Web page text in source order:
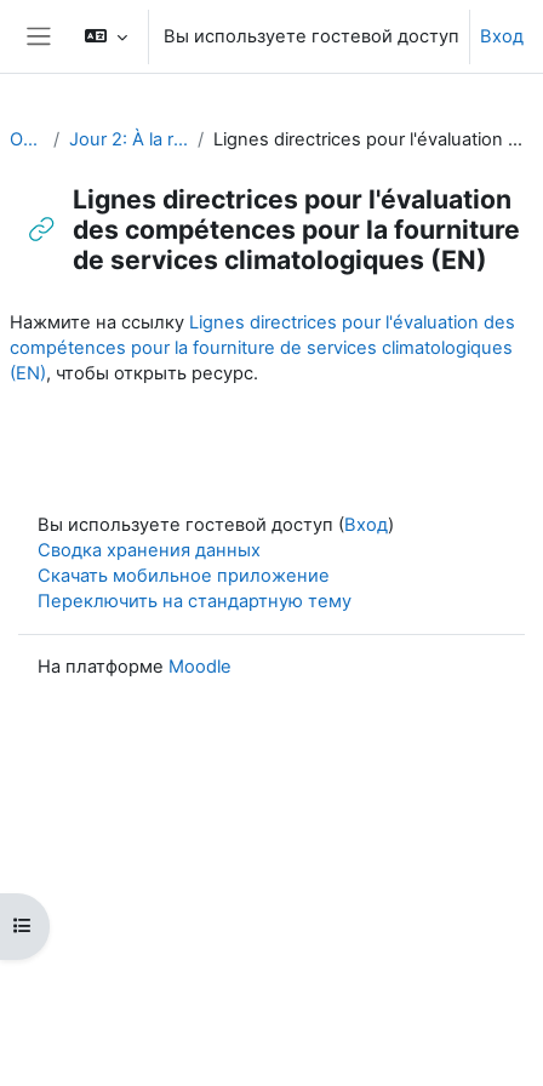
Перейти к основному содержанию
Боковая панель
Вы используете гостевой доступ Вход
Открыть оглавление курса
OJT CA FR Jour 2: À la recherche des compétences Lignes directrices pour l'évaluation des compétences pour la fourniture de services climatologiques (EN)
Lignes directrices pour l'évaluation
des compétences pour la fourniture
de services climatologiques (EN)
Нажмите на ссылку Lignes directrices pour l'évaluation des
compétences pour la fourniture de services climatologiques
(EN), чтобы открыть ресурс.
Вы используете гостевой доступ (Вход)
Сводка хранения данных
Скачать мобильное приложение
Переключить на стандартную тему
На платформе Moodle